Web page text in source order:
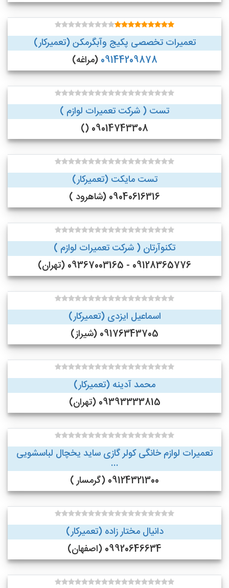
تعمیرات تخصصی پکیج وآبگرمکن (تعمیرکار)
09144209878(مراغه)
تست ( شرکت تعمیرات لوازم )
09014743308 ()
تست مایکت (تعمیرکار)
09040616316 (شاهرود )
تکنوآرتان ( شرکت تعمیرات لوازم )
09128365776 - 09367003165 (تهران)
اسماعیل ایزدی (تعمیرکار)
09176343705 (شیراز)
محمد آدینه (تعمیرکار)
09393333815 (تهران)
تعمیرات لوازم خانگی کولر گازی ساید یخچال لباسشویی
...
09124321300 (گرمسار )
دانیال مختار زاده (تعمیرکار)
09920646634 (اصفهان)